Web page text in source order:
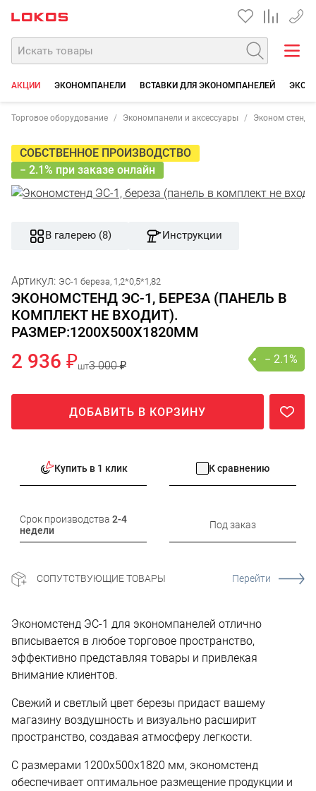
+7
АКЦИИ ЭКОНОМПАНЕЛИ ВСТАВКИ ДЛЯ ЭКОНОМПАНЕЛЕЙ
Торговое оборудование Экономпанели и аксессуары Эконом
СОБСТВЕННОЕ ПРОИЗВОДСТВО
− 2.1% при заказе онлайн
В галерею (8) Инструкции
Артикул: ЭС-1 береза, 1,2*0,5*1,82
ЭКОНОМСТЕНД ЭС-1, БЕРЕЗА (ПАНЕЛЬ В
КОМПЛЕКТ НЕ ВХОДИТ).
РАЗМЕР:1200Х500Х1820ММ
2 936 ₽шт3 000 ₽ − 2.1%
ДОБАВИТЬ В КОРЗИНУ
Купить в 1 клик К сравнению
Срок производства 2-4
недели
Под заказ
СОПУТСТВУЮЩИЕ ТОВАРЫ Перейти
Экономстенд ЭС-1 для экономпанелей отлично
вписывается в любое торговое пространство,
эффективно представляя товары и привлекая
внимание клиентов.
Свежий и светлый цвет березы придаст вашему
магазину воздушность и визуально расширит
пространство, создавая атмосферу легкости.
С размерами 1200х500х1820 мм, экономстенд
обеспечивает оптимальное размещение продукции и